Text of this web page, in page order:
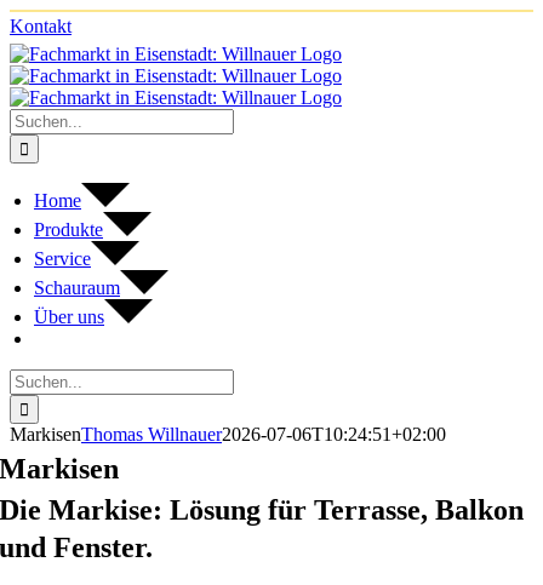
Zum
Inhalt
springen
Facebook
Instagram
Kontakt
Suche
nach:
Home
Pro­dukte
Ser­vice
Schau­raum
Über uns
Suche
nach:
Mar­ki­senThomas Willnauer2026-07-06T10:24:51+02:00
Mar­ki­sen
Die Mar­kise: Lösung für Ter­rasse, Bal­kon
und Fenster.